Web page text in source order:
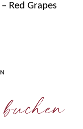
Red Grapes